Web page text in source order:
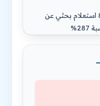
🎯 ظهور في الصفحة الأولى لـ 89 استعلام بحثي عن